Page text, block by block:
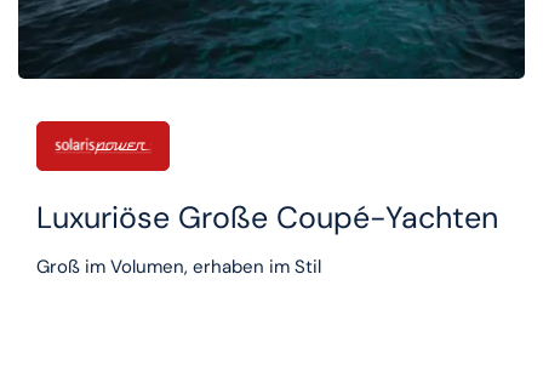
Luxuriöse Große Coupé-Yachten
Groß im Volumen, erhaben im Stil